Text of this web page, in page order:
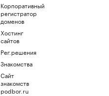
Корпоративный
регистратор
доменов
Хостинг
сайтов
Рег.решения
Знакомства
Сайт
знакомств
podbor.ru